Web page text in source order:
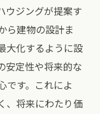
ウジングが提案す
ら建物の設計ま
大化するように設
安定性や将来的な
です。これによ
、将来にわたり価